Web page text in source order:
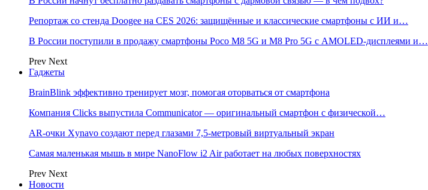
Репортаж со стенда Doogee на CES 2026: защищённые и классические смартфоны с ИИ и…
В России поступили в продажу смартфоны Poco M8 5G и M8 Pro 5G с AMOLED-дисплеями и…
Prev Next
Гаджеты
BrainBlink эффективно тренирует мозг, помогая оторваться от смартфона
Компания Clicks выпустила Communicator — оригинальный смартфон с физической…
AR-очки Xynavo создают перед глазами 7,5-метровый виртуальный экран
Самая маленькая мышь в мире NanoFlow i2 Air работает на любых поверхностях
Prev Next
Новости